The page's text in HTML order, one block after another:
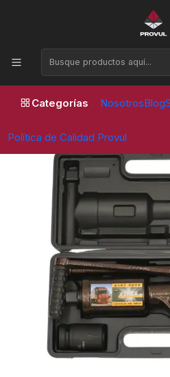
Categorías NosotrosBlog
Política de Calidad Provul
Horario de atención Lunes a
Inicio
Equipos